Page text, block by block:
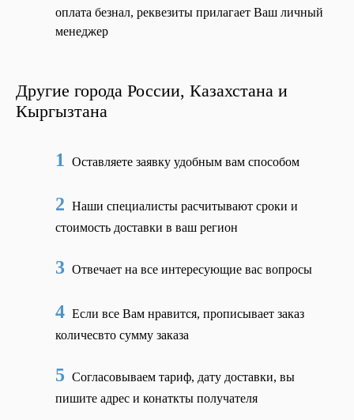
оплата безнал, реквезиты прилагает Ваш личный
менеджер
Другие города России, Казахстана и
Кыргызтана
1 Оставляете заявку удобным вам способом
2 Наши специалисты расчитывают сроки и
стоимость доставки в ваш регион
3 Отвечает на все интересующие вас вопросы
4 Если все Вам нравится, прописывает заказ
количесвто сумму заказа
5 Согласовываем тариф, дату доставки, вы
пишите адрес и конаткты получателя